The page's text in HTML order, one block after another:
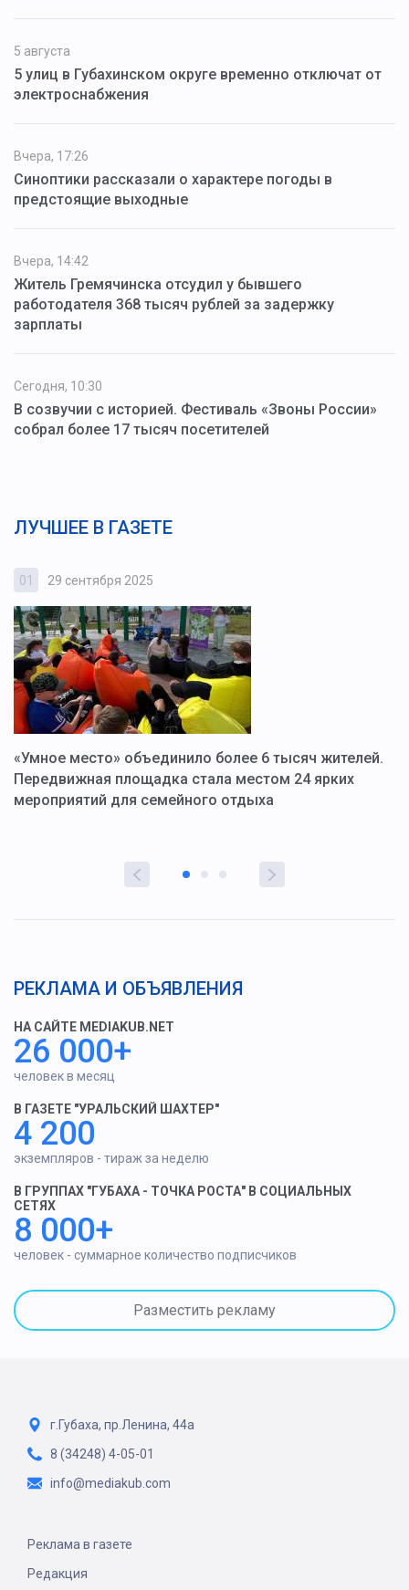
5 августа
5 улиц в Губахинском округе временно отключат от
электроснабжения
Вчера, 17:26
Синоптики рассказали о характере погоды в
предстоящие выходные
Вчера, 14:42
Житель Гремячинска отсудил у бывшего
работодателя 368 тысяч рублей за задержку
зарплаты
Сегодня, 10:30
В созвучии с историей. Фестиваль «Звоны России»
собрал более 17 тысяч посетителей
ЛУЧШЕЕ В ГАЗЕТЕ
01 29 сентября 2025
«Умное место» объединило более 6 тысяч жителей.
Передвижная площадка стала местом 24 ярких
мероприятий для семейного отдыха
РЕКЛАМА И ОБЪЯВЛЕНИЯ
НА САЙТЕ MEDIAKUB.NET
26 000+
человек в месяц
В ГАЗЕТЕ "УРАЛЬСКИЙ ШАХТЕР"
4 200
экземпляров - тираж за неделю
В ГРУППАХ "ГУБАХА - ТОЧКА РОСТА" В СОЦИАЛЬНЫХ
СЕТЯХ
8 000+
человек - суммарное количество подписчиков
Разместить рекламу
г.Губаха, пр.Ленина, 44а
8 (34248) 4-05-01
info@mediakub.com
Реклама в газете
Редакция